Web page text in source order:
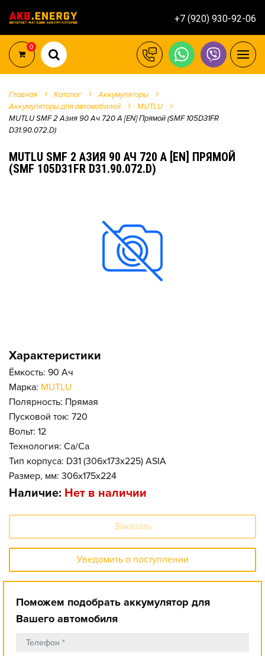
+7 (920) 930-92-06
0
Главная Каталог
Аккумуляторы
Аккумуляторы для автомобилей
MUTLU
MUTLU SMF 2 Азия 90 Ач 720 А [EN] Прямой (SMF 105D31FR
D31.90.072.D)
MUTLU SMF 2 АЗИЯ 90 АЧ 720 А [EN] ПРЯМОЙ
(SMF 105D31FR D31.90.072.D)
Характеристики
Ёмкость: 90 Ач
Марка: MUTLU
Полярность: Прямая
Пусковой ток: 720
Вольт: 12
Технология: Ca/Ca
Тип корпуса: D31 (306x173x225) ASIA
Размер, мм: 306x175x224
Наличие: Нет в наличии
Заказать
Уведомить о поступлении
Поможем подобрать аккумулятор для
Вашего автомобиля